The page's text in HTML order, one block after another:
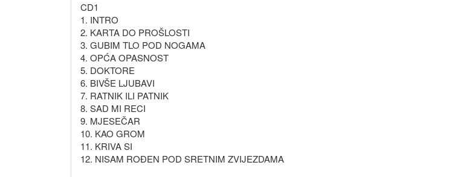
CD1
1. INTRO
2. KARTA DO PROŠLOSTI
3. GUBIM TLO POD NOGAMA
4. OPĆA OPASNOST
5. DOKTORE
6. BIVŠE LJUBAVI
7. RATNIK ILI PATNIK
8. SAD MI RECI
9. MJESEČAR
10. KAO GROM
11. KRIVA SI
12. NISAM ROĐEN POD SRETNIM ZVIJEZDAMA